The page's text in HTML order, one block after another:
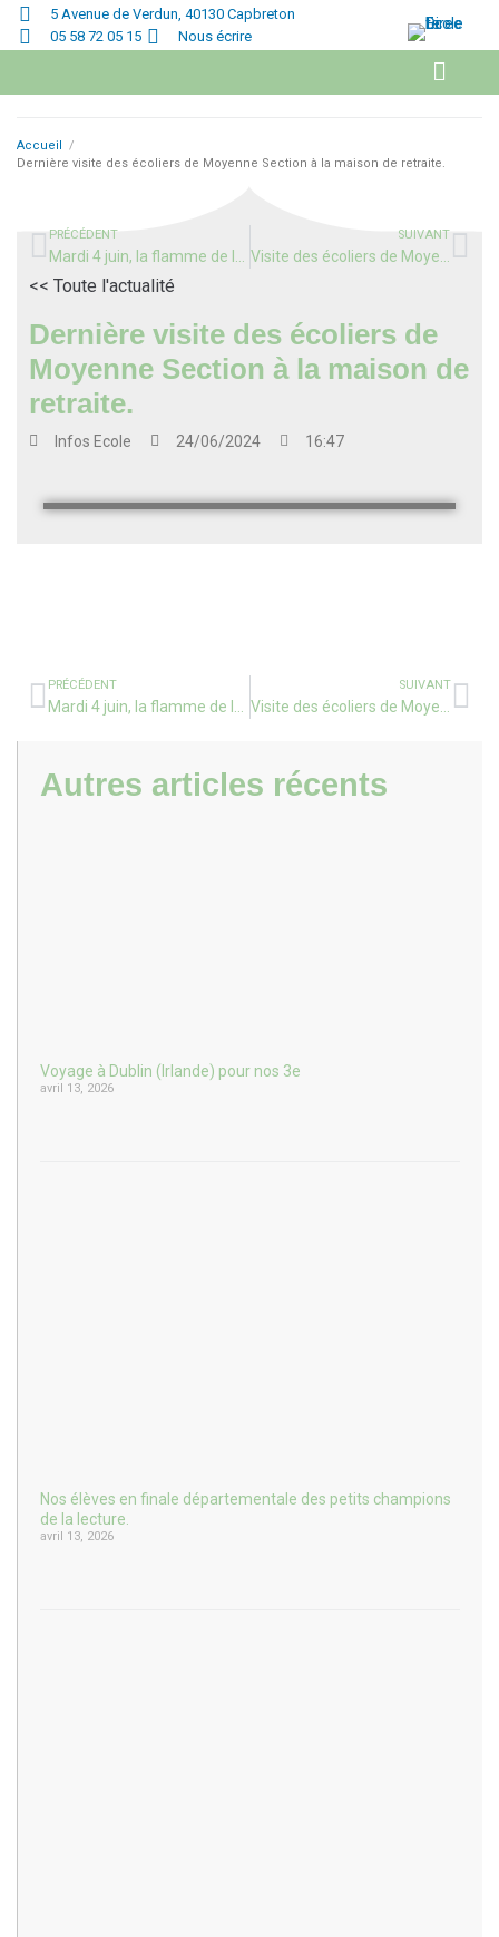
5 Avenue de Verdun, 40130 Capbreton
05 58 72 05 15
Nous écrire
Accueil /
Dernière visite des écoliers de Moyenne Section à la maison de retraite.
PRÉCÉDENT SUIVANT
<< Toute l'actualité
Dernière visite des écoliers de
Moyenne Section à la maison de
retraite.
Infos Ecole 24/06/2024 16:47
PRÉCÉDENT SUIVANT
Autres articles récents
Voyage à Dublin (Irlande) pour nos 3e
avril 13, 2026
Nos élèves en finale départementale des petits champions
de la lecture.
avril 13, 2026